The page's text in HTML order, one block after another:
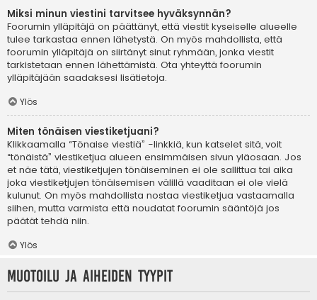
Miksi minun viestini tarvitsee hyväksynnän?
Foorumin ylläpitäjä on päättänyt, että viestit kyseiselle alueelle
tulee tarkastaa ennen lähetystä. On myös mahdollista, että
foorumin ylläpitäjä on siirtänyt sinut ryhmään, jonka viestit
tarkistetaan ennen lähettämistä. Ota yhteyttä foorumin
ylläpitäjään saadaksesi lisätietoja.
Ylös
Miten tönäisen viestiketjuani?
Klikkaamalla “Tönaise viestiä” -linkkiä, kun katselet sitä, voit
“tönäistä” viestiketjua alueen ensimmäisen sivun yläosaan. Jos
et näe tätä, viestiketjujen tönäiseminen ei ole sallittua tai aika
joka viestiketjujen tönäisemisen välillä vaaditaan ei ole vielä
kulunut. On myös mahdollista nostaa viestiketjua vastaamalla
siihen, mutta varmista että noudatat foorumin sääntöjä jos
päätät tehdä niin.
Ylös
Muotoilu ja aiheiden tyypit